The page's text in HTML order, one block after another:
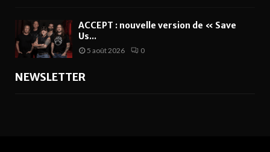
ACCEPT : nouvelle version de « Save
Us...
5 août 2026 0
NEWSLETTER